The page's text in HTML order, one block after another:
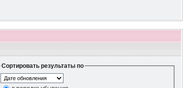
Сортировать результаты по